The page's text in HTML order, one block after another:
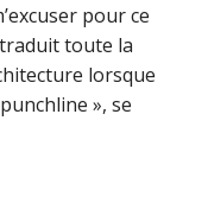
pour ce
toute la
lorsque
», se